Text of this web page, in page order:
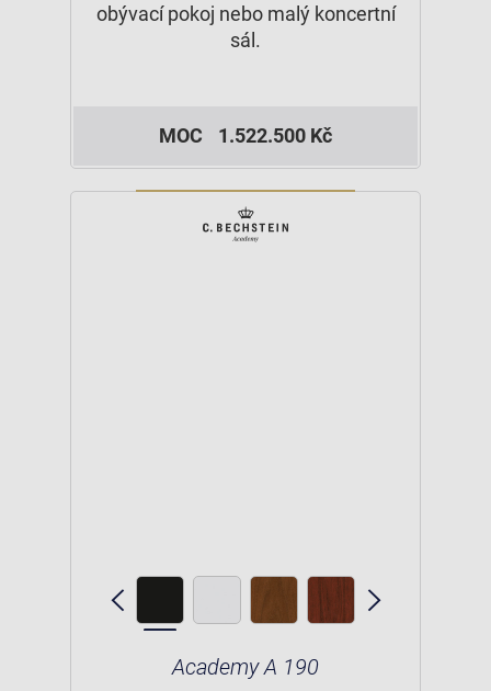
obývací pokoj nebo malý koncertní
sál.
MOC 1.522.500 Kč
Academy A 190